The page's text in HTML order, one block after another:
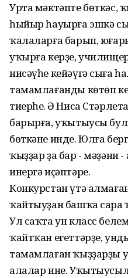
Урта мәктәпте бөткәс,
һыйыр һауырға эшкә
ҡалаларға барып,
уҡырға керҙе,
нисәүһе кейәүгә сыға
тамамлағанды көтөп
тиерһең. Ә Ниса
барырға, уҡытыусы
бөткәне инде. Юлға
ҡыҙҙар ҙа бар - мәҙәни
инергә иҫәптәре.
Конкурстан үтә
ҡайтыуҙан башҡа сара
Ул саҡта ун класс
ҡайтҡан егеттәрҙе,
тамамлаған ҡыҙҙарҙы
алалар ине.